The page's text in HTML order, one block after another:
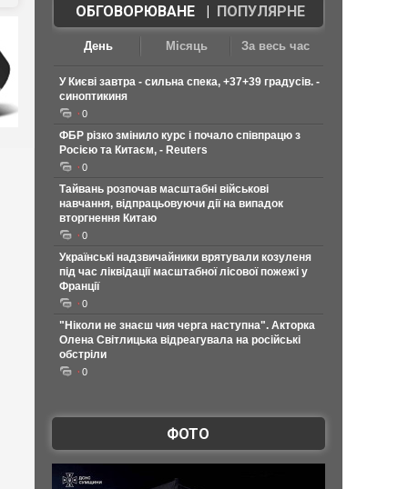
ОБГОВОРЮВАНЕ| ПОПУЛЯРНЕ
День Місяць За весь час
У Києві завтра - сильна спека, +37+39 градусів. -
синоптикиня
0
ФБР різко змінило курс і почало співпрацю з
Росією та Китаєм, - Reuters
0
Тайвань розпочав масштабні військові
навчання, відпрацьовуючи дії на випадок
вторгнення Китаю
0
Українські надзвичайники врятували козуленя
під час ліквідації масштабної лісової пожежі у
Франції
0
"Ніколи не знаєш чия черга наступна". Акторка
Олена Світлицька відреагувала на російські
обстріли
0
ФОТО